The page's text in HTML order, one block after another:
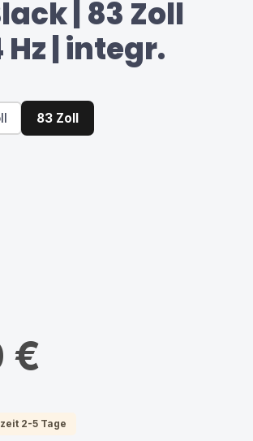
| 83 Zoll
Hz | integr.
83 Zoll
€
2-5 Tage